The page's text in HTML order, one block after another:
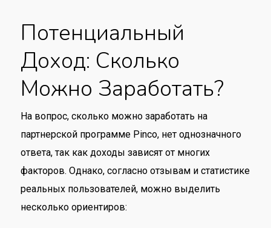
Потенциальный
Доход: Сколько
Можно Заработать?
На вопрос, сколько можно заработать на
партнерской программе Pinco, нет однозначного
ответа, так как доходы зависят от многих
факторов. Однако, согласно отзывам и статистике
реальных пользователей, можно выделить
несколько ориентиров: